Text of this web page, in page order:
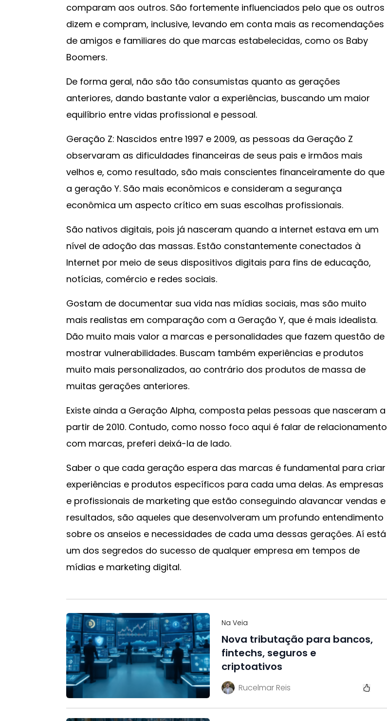
comparam aos outros. São fortemente influenciados pelo que os outros
dizem e compram, inclusive, levando em conta mais as recomendações
de amigos e familiares do que marcas estabelecidas, como os Baby
Boomers.
De forma geral, não são tão consumistas quanto as gerações
anteriores, dando bastante valor a experiências, buscando um maior
equilíbrio entre vidas profissional e pessoal.
Geração Z: Nascidos entre 1997 e 2009, as pessoas da Geração Z
observaram as dificuldades financeiras de seus pais e irmãos mais
velhos e, como resultado, são mais conscientes financeiramente do que
a geração Y. São mais econômicos e consideram a segurança
econômica um aspecto crítico em suas escolhas profissionais.
São nativos digitais, pois já nasceram quando a internet estava em um
nível de adoção das massas. Estão constantemente conectados à
Internet por meio de seus dispositivos digitais para fins de educação,
notícias, comércio e redes sociais.
Gostam de documentar sua vida nas mídias sociais, mas são muito
mais realistas em comparação com a Geração Y, que é mais idealista.
Dão muito mais valor a marcas e personalidades que fazem questão de
mostrar vulnerabilidades. Buscam também experiências e produtos
muito mais personalizados, ao contrário dos produtos de massa de
muitas gerações anteriores.
Existe ainda a Geração Alpha, composta pelas pessoas que nasceram a
partir de 2010. Contudo, como nosso foco aqui é falar de relacionamento
com marcas, preferi deixá-la de lado.
Saber o que cada geração espera das marcas é fundamental para criar
experiências e produtos específicos para cada uma delas. As empresas
e profissionais de marketing que estão conseguindo alavancar vendas e
resultados, são aqueles que desenvolveram um profundo entendimento
sobre os anseios e necessidades de cada uma dessas gerações. Aí está
um dos segredos do sucesso de qualquer empresa em tempos de
mídias e marketing digital.
Na Veia
Nova tributação para bancos,
fintechs, seguros e
criptoativos
Rucelmar Reis